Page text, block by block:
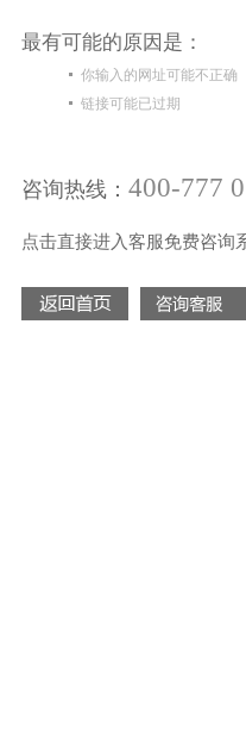
最有可能的原因是：
你输入的网址可能不正确
链接可能已过期
咨询热线： 400-777
点击直接进入客服免费咨询